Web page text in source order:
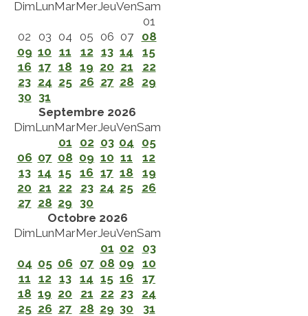
DimLunMarMerJeuVenSam
01
02 03 04 05 06 07
08
09 10 11 12 13 14
15
16 17 18 19 20 21
22
23 24 25 26 27 28
29
30 31
Septembre 2026
DimLunMarMerJeuVenSam
01
02 03 04
05
06 07 08 09 10 11
12
13 14 15 16 17 18
19
20 21 22 23 24 25
26
27 28 29 30
Octobre 2026
DimLunMarMerJeuVenSam
01 02
03
04 05 06 07 08 09
10
11 12 13 14 15 16
17
18 19 20 21 22 23
24
25 26 27 28 29 30 31